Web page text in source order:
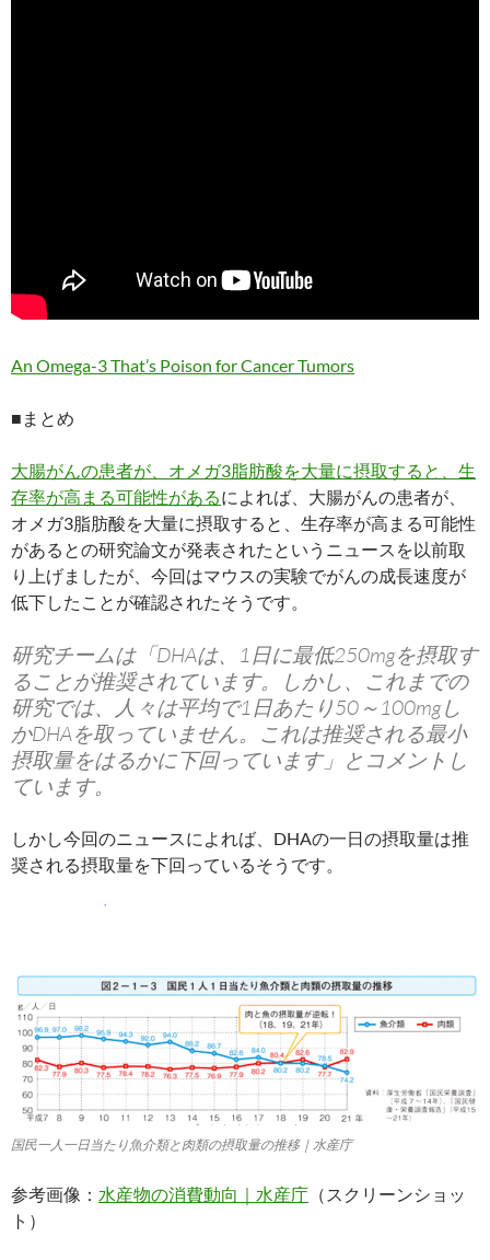
An Omega-3 That’s Poison for Cancer Tumors
■まとめ
大腸がんの患者が、オメガ3脂肪酸を大量に摂取すると、生
存率が高まる可能性があるによれば、大腸がんの患者が、
オメガ3脂肪酸を大量に摂取すると、生存率が高まる可能性
があるとの研究論文が発表されたというニュースを以前取
り上げましたが、今回はマウスの実験でがんの成長速度が
低下したことが確認されたそうです。
研究チームは「DHAは、1日に最低250mgを摂取す
ることが推奨されています。しかし、これまでの
研究では、人々は平均で1日あたり50～100mgし
かDHAを取っていません。これは推奨される最小
摂取量をはるかに下回っています」とコメントし
ています。
しかし今回のニュースによれば、DHAの一日の摂取量は推
奨される摂取量を下回っているそうです。
国民一人一日当たり魚介類と肉類の摂取量の推移｜水産庁
参考画像： 水産物の消費動向｜水産庁 （スクリーンショッ
ト）